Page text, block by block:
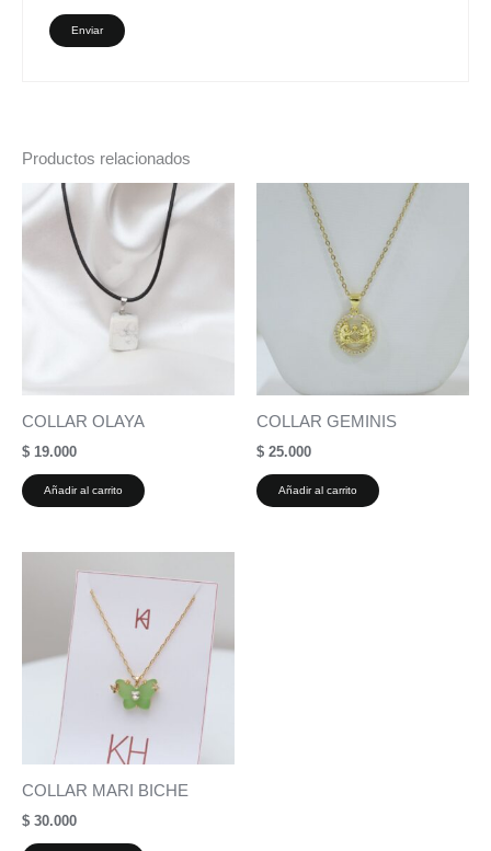
Productos relacionados
COLLAR OLAYA
$ 19.000
Añadir al carrito
COLLAR GEMINIS
$ 25.000
Añadir al carrito
COLLAR MARI BICHE
$ 30.000